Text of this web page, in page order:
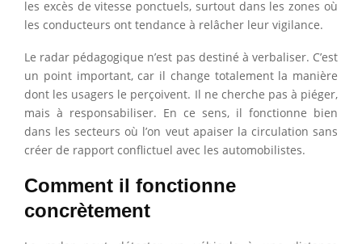
les excès de vitesse ponctuels, surtout dans les zones où
les conducteurs ont tendance à relâcher leur vigilance.
Le radar pédagogique n’est pas destiné à verbaliser. C’est
un point important, car il change totalement la manière
dont les usagers le perçoivent. Il ne cherche pas à piéger,
mais à responsabiliser. En ce sens, il fonctionne bien
dans les secteurs où l’on veut apaiser la circulation sans
créer de rapport conflictuel avec les automobilistes.
Comment il fonctionne
concrètement